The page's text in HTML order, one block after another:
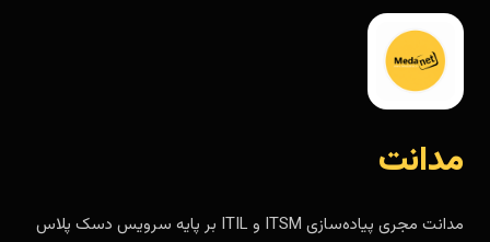
مدانت
مدانت مجری پیاده‌سازی ITSM و ITIL بر پایه سرویس دسک پلاس